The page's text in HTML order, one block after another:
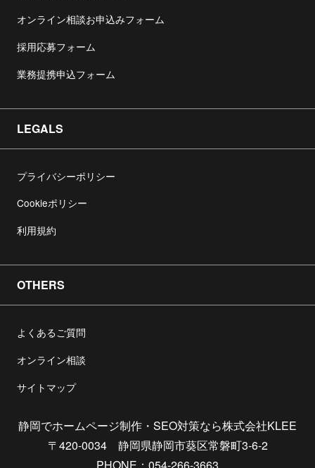
オンライン相談お申込みフォーム
採用応募フォーム
業務提携申込フォーム
LEGALS
プライバシーポリシー
Cookieポリシー
利用規約
OTHERS
よくあるご質問
オンライン相談
サイトマップ
静岡でホームページ制作・SEO対策なら株式会社KLEE
〒420-0034 静岡県静岡市葵区常磐町3-6-2
PHONE：054-266-3663